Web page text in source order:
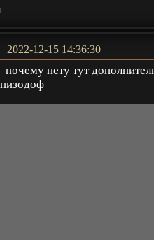
2022-12-15 14:36:30
почему нету тут